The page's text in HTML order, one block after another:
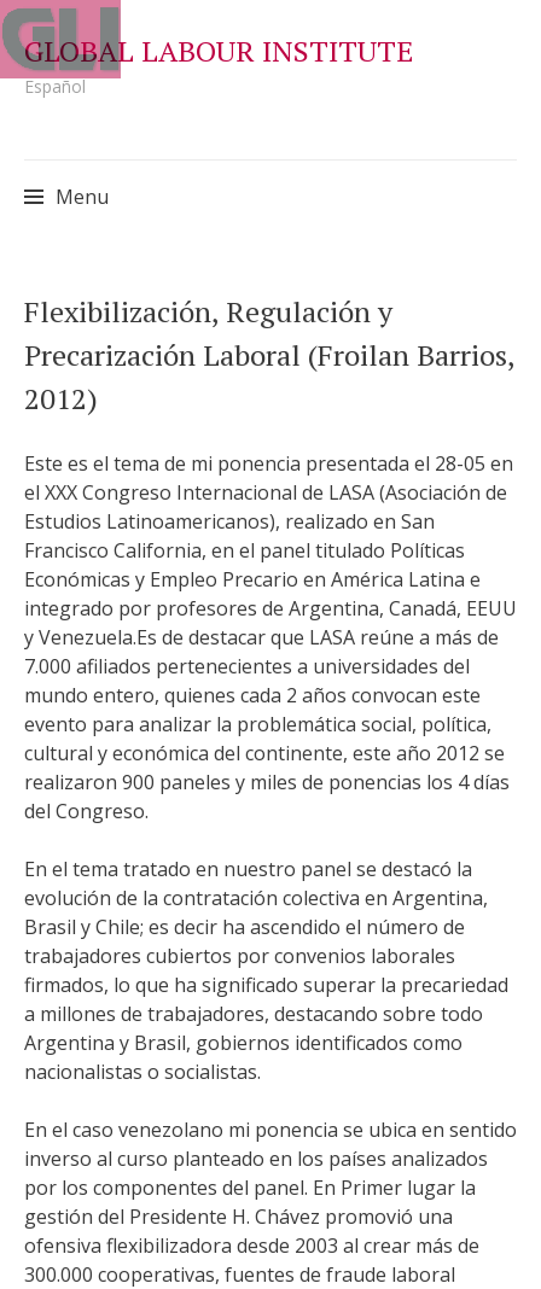
GLOBAL LABOUR INSTITUTE
Español
Menu
to
content
Flexibilización, Regulación y
Precarización Laboral (Froilan Barrios,
2012)
Este es el tema de mi ponencia presentada el 28-05 en
el XXX Congreso Internacional de LASA (Asociación de
Estudios Latinoamericanos), realizado en San
Francisco California, en el panel titulado Políticas
Económicas y Empleo Precario en América Latina e
integrado por profesores de Argentina, Canadá, EEUU
y Venezuela.Es de destacar que LASA reúne a más de
7.000 afiliados pertenecientes a universidades del
mundo entero, quienes cada 2 años convocan este
evento para analizar la problemática social, política,
cultural y económica del continente, este año 2012 se
realizaron 900 paneles y miles de ponencias los 4 días
del Congreso.
En el tema tratado en nuestro panel se destacó la
evolución de la contratación colectiva en Argentina,
Brasil y Chile; es decir ha ascendido el número de
trabajadores cubiertos por convenios laborales
firmados, lo que ha significado superar la precariedad
a millones de trabajadores, destacando sobre todo
Argentina y Brasil, gobiernos identificados como
nacionalistas o socialistas.
En el caso venezolano mi ponencia se ubica en sentido
inverso al curso planteado en los países analizados
por los componentes del panel. En Primer lugar la
gestión del Presidente H. Chávez promovió una
ofensiva flexibilizadora desde 2003 al crear más de
300.000 cooperativas, fuentes de fraude laboral